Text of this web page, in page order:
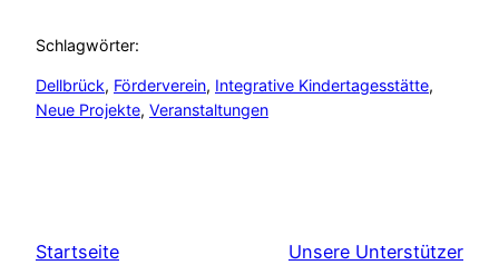
Schlagwörter:
Dellbrück, Förderverein, Integrative Kindertagesstätte
Neue Projekte, Veranstaltungen
Startseite Unsere Unterstützer